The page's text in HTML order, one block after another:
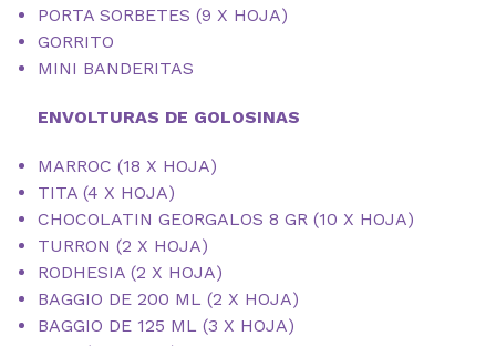
PORTA SORBETES (9 X HOJA)
GORRITO
MINI BANDERITAS
ENVOLTURAS DE GOLOSINAS
MARROC (18 X HOJA)
TITA (4 X HOJA)
CHOCOLATIN GEORGALOS 8 GR (10 X HOJA)
TURRON (2 X HOJA)
RODHESIA (2 X HOJA)
BAGGIO DE 200 ML (2 X HOJA)
BAGGIO DE 125 ML (3 X HOJA)